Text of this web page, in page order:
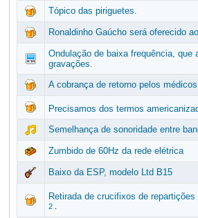
Tópico das piriguetes.
Ronaldinho Gaúcho será oferecido
Ondulação de baixa frequência, que
gravações.
A cobrança de retorno pelos
Precisamos dos termos
Semelhança de sonoridade entre
Zumbido de 60Hz da rede elétrica
Baixo da ESP, modelo Ltd B15
Retirada de crucifixos de repartições
2.